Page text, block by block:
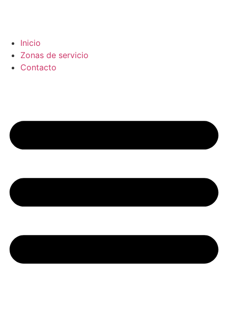
Inicio
Zonas de servicio
Contacto